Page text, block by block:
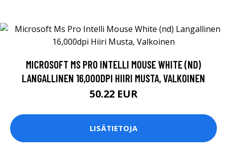
MICROSOFT MS PRO INTELLI MOUSE WHITE (ND)
LANGALLINEN 16,000DPI HIIRI MUSTA, VALKOINEN
50.22 EUR
LISÄTIETOJA